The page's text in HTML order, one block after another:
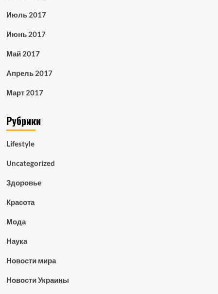
Июль 2017
Июнь 2017
Май 2017
Апрель 2017
Март 2017
Рубрики
Lifestyle
Uncategorized
Здоровье
Красота
Мода
Наука
Новости мира
Новости Украины